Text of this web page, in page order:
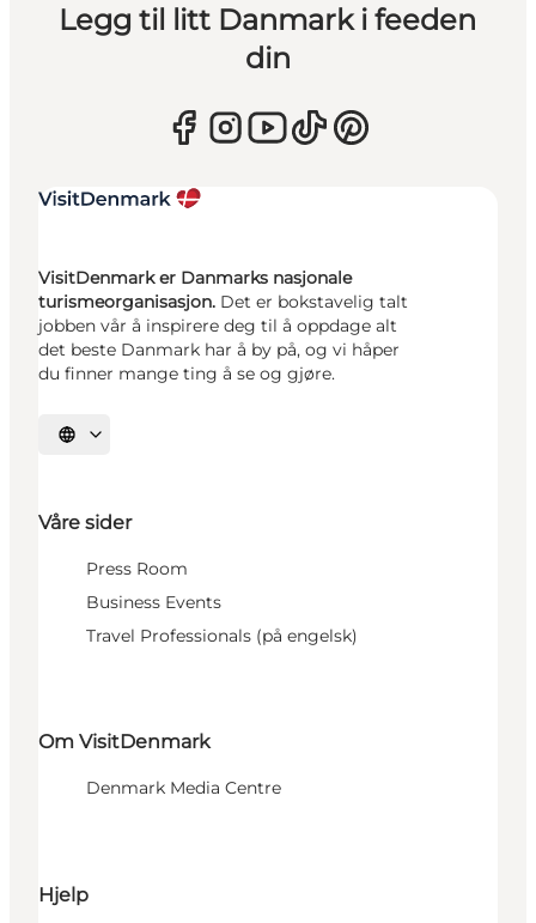
Legg til litt Danmark i feeden
din
VisitDenmark er Danmarks nasjonale
turismeorganisasjon. Det er bokstavelig talt
jobben vår å inspirere deg til å oppdage alt
det beste Danmark har å by på, og vi håper
du finner mange ting å se og gjøre.
Velg språk
Våre sider
Press Room
Business Events
Travel Professionals (på engelsk)
Om VisitDenmark
Denmark Media Centre
Hjelp